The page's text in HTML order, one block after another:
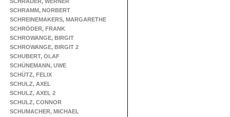
SCHRAMM, NORBERT
SCHREINEMAKERS, MARGARETHE
SCHRÖDER, FRANK
SCHROWANGE, BIRGIT
SCHROWANGE, BIRGIT 2
SCHUBERT, OLAF
SCHÜNEMANN, UWE
SCHÜTZ, FELIX
SCHULZ, AXEL
SCHULZ, AXEL 2
SCHULZ, CONNOR
SCHUMACHER, MICHAEL